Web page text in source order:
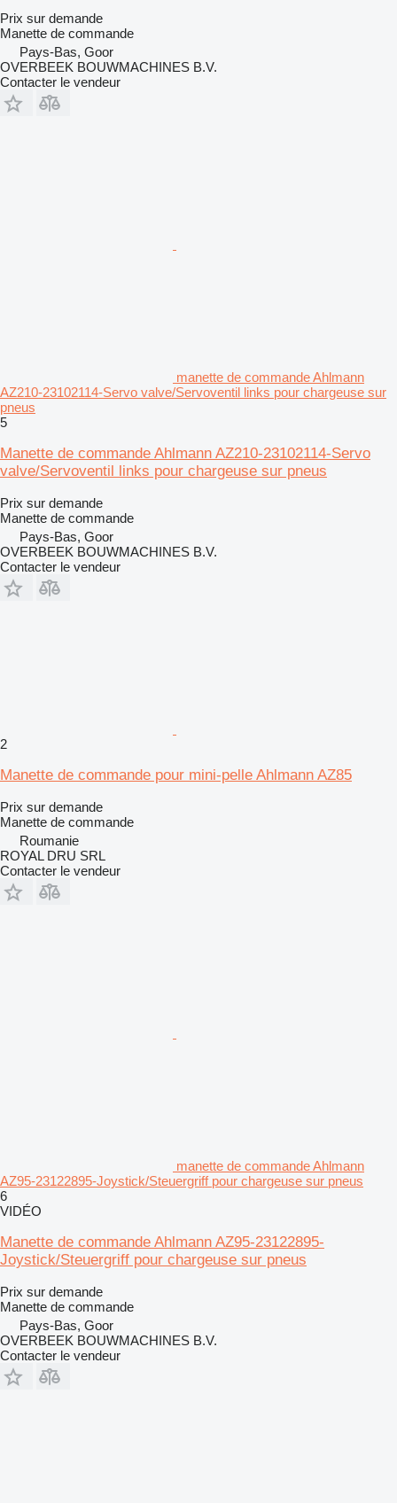
Prix sur demande
Manette de commande
Pays-Bas, Goor
OVERBEEK BOUWMACHINES B.V.
Contacter le vendeur
manette de commande Ahlmann
AZ210-23102114-Servo valve/Servoventil links pour chargeuse sur
pneus
5
Manette de commande Ahlmann AZ210-23102114-Servo
valve/Servoventil links pour chargeuse sur pneus
Prix sur demande
Manette de commande
Pays-Bas, Goor
OVERBEEK BOUWMACHINES B.V.
Contacter le vendeur
2
Manette de commande pour mini-pelle Ahlmann AZ85
Prix sur demande
Manette de commande
Roumanie
ROYAL DRU SRL
Contacter le vendeur
manette de commande Ahlmann
AZ95-23122895-Joystick/Steuergriff pour chargeuse sur pneus
6
VIDÉO
Manette de commande Ahlmann AZ95-23122895-
Joystick/Steuergriff pour chargeuse sur pneus
Prix sur demande
Manette de commande
Pays-Bas, Goor
OVERBEEK BOUWMACHINES B.V.
Contacter le vendeur